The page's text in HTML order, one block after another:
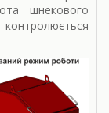
шнекового